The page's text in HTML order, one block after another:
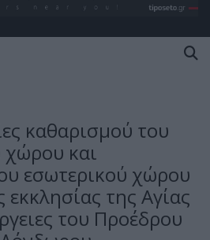
καθαρισμού του
χώρου και
εσωτερικού χώρου
εκκλησίας της Αγίας
του Προέδρου